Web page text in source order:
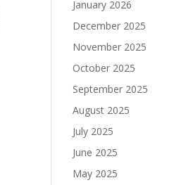
January 2026
December 2025
November 2025
October 2025
September 2025
August 2025
July 2025
June 2025
May 2025